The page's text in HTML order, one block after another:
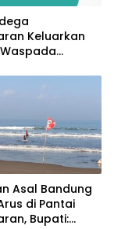
Keluarkan
Asal Bandung
di Pantai
Bupati: